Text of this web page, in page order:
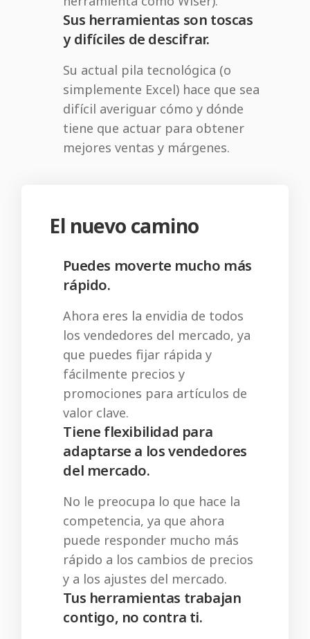
Sus herramientas son toscas
y difíciles de descifrar.
Su actual pila tecnológica (o
simplemente Excel) hace que sea
difícil averiguar cómo y dónde
tiene que actuar para obtener
mejores ventas y márgenes.
El nuevo camino
Puedes moverte mucho más
rápido.
Ahora eres la envidia de todos
los vendedores del mercado, ya
que puedes fijar rápida y
fácilmente precios y
promociones para artículos de
valor clave.
Tiene flexibilidad para
adaptarse a los vendedores
del mercado.
No le preocupa lo que hace la
competencia, ya que ahora
puede responder mucho más
rápido a los cambios de precios
y a los ajustes del mercado.
Tus herramientas trabajan
contigo, no contra ti.